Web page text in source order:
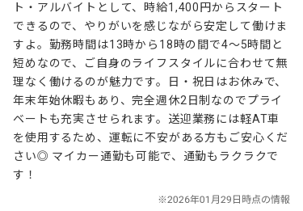
ト・アルバイトとして、時給1,400円からスタート
できるので、やりがいを感じながら安定して働けま
すよ。勤務時間は13時から18時の間で4～5時間と
短めなので、ご自身のライフスタイルに合わせて無
理なく働けるのが魅力です。日・祝日はお休みで、
年末年始休暇もあり、完全週休2日制なのでプライ
ベートも充実させられます。送迎業務には軽AT車
を使用するため、運転に不安がある方もご安心くだ
さい◎ マイカー通勤も可能で、通勤もラクラクで
す！